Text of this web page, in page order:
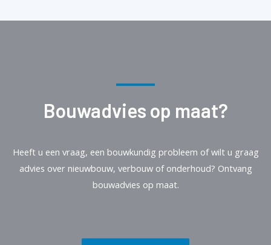
Bouwadvies op maat?
Heeft u een vraag, een bouwkundig probleem of wilt u graag
advies over nieuwbouw, verbouw of onderhoud? Ontvang
bouwadvies op maat.